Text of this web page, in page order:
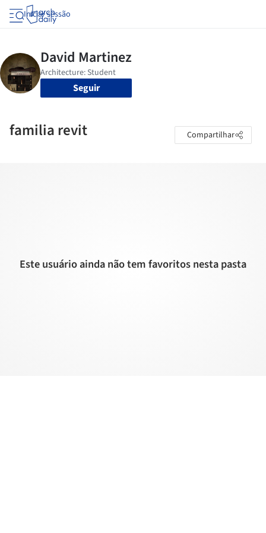
Iniciar sessão
Seguir
familia revit Compartilhar
Este usuário ainda não tem favoritos nesta pasta